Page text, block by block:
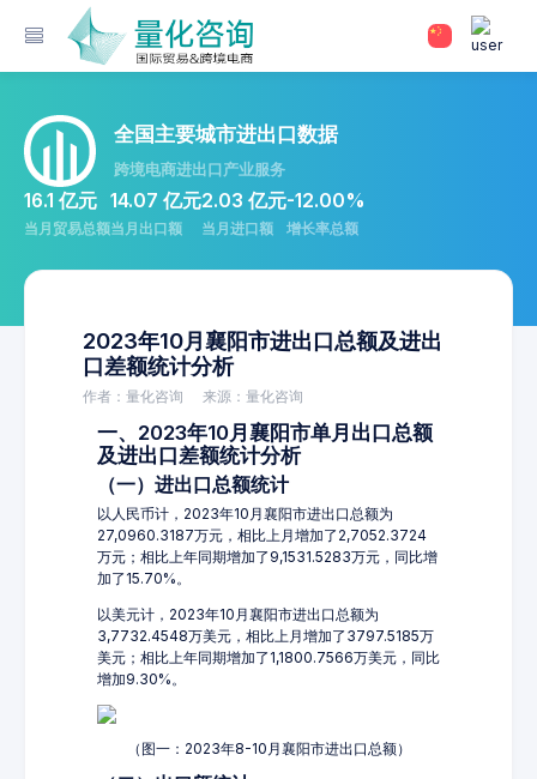
全国主要城市进出口数据
跨境电商进出口产业服务
16.1 亿元
当月贸易总额
14.07 亿元
当月出口额
2.03 亿元
当月进口额
-12.00%
增长率总额
2023年10月襄阳市进出口总额及进出
口差额统计分析
作者：量化咨询 来源：量化咨询
一、2023年10月襄阳市单月出口总额
及进出口差额统计分析
（一）进出口总额统计
以人民币计，2023年10月襄阳市进出口总额为
27,0960.3187万元，相比上月增加了2,7052.3724
万元；相比上年同期增加了9,1531.5283万元，同比增
加了15.70%。
以美元计，2023年10月襄阳市进出口总额为
3,7732.4548万美元，相比上月增加了3797.5185万
美元；相比上年同期增加了1,1800.7566万美元，同比
增加9.30%。
（图一：2023年8-10月襄阳市进出口总额）